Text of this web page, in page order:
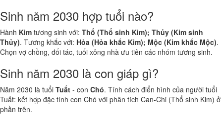
Sinh năm 2030 hợp tuổi nào?
Hành Kim tương sinh với: Thổ (Thổ sinh Kim); Thủy (Kim sinh
Thủy). Tương khắc với: Hỏa (Hỏa khắc Kim); Mộc (Kim khắc Mộc).
Chọn vợ chồng, đối tác, tuổi xông nhà ưu tiên các nhóm tương sinh.
Sinh năm 2030 là con giáp gì?
Năm 2030 là tuổi Tuất - con Chó. Tính cách điển hình của người tuổi
Tuất: kết hợp đặc tính con Chó với phân tích Can-Chi (Thổ sinh Kim) ở
phần trên.